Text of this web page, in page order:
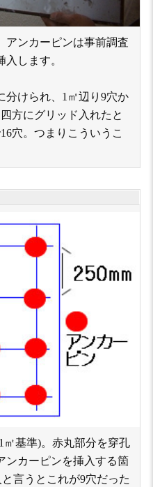
アンカーピンは事前調査
します。
分けられ、1㎡辺り9穴か
方にグリッド入れたと
穴。つまりこういうこ
基準)。赤丸部分を穿孔
ンカーピンを挿入する箇
言うとこれが9穴だった